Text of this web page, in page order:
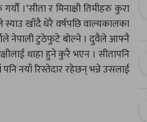
।‘सीता र मिनाक्षी तिमीहरु कुरा
स्याउ खाँदै धेरै वर्षपछि वाल्यकालका
नेपाली टुठेफुटे बोल्ने । दुवैले आफ्नै
थाहा हुने कुरै भएन । सीतापनि
नयाँ रिस्तेदार रहेछन् भन्ने उसलाई